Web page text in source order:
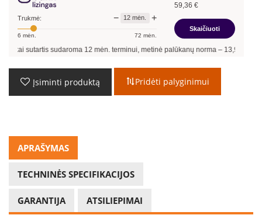
Trukmė: − 12 mėn. +
6 mėn. 72 mėn.
59,36 €
Skaičiuoti
12mėn. terminui, metinė palūkanų norma –13,90%, sutarties
Įsiminti produktą Pridėti palyginimui
APRAŠYMAS
TECHNINĖS SPECIFIKACIJOS
GARANTIJA ATSILIEPIMAI